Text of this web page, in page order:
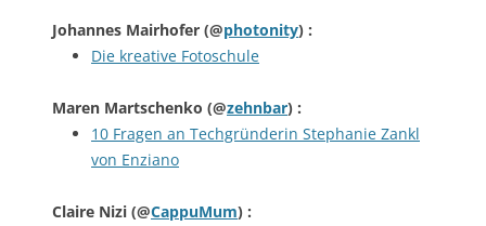
Johannes Mairhofer (@photonity) :
Die kreative Fotoschule
Maren Martschenko (@zehnbar) :
10 Fragen an Techgründerin Stephanie Zankl
von Enziano
Claire Nizi (@CappuMum) :